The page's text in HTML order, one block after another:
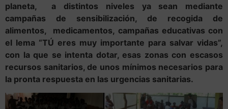
planeta, a distintos niveles ya sean mediante
campañas de sensibilización, de recogida de
alimentos, medicamentos, campañas educativas con
el lema “TÚ eres muy importante para salvar vidas”,
con la que se intenta dotar, esas zonas con escasos
recursos sanitarios, de unos mínimos necesarios para
la pronta respuesta en las urgencias sanitarias.